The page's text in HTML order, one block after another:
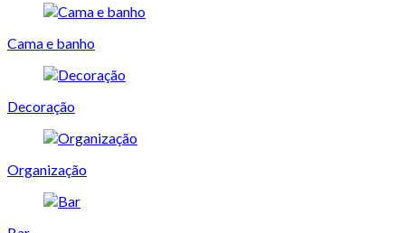
Cama e banho
Decoração
Organização